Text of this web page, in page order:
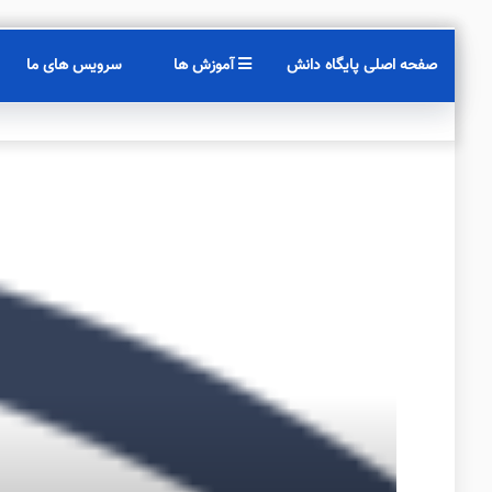
سرویس های ما آموزش ها صفحه اصلی پایگاه دانش